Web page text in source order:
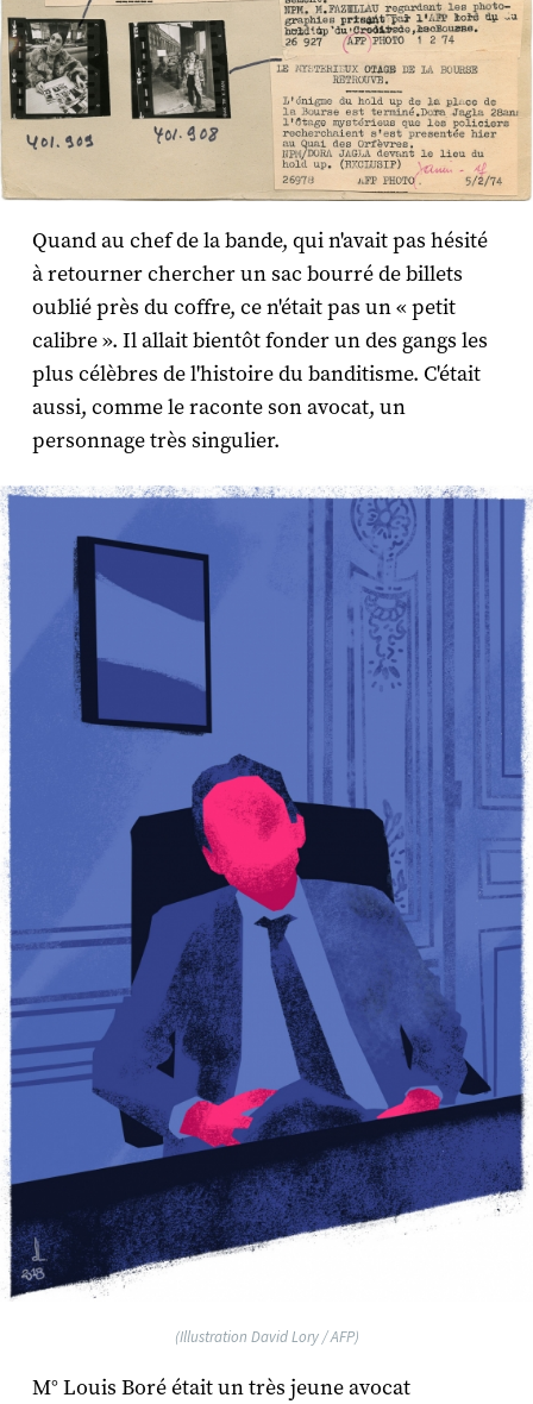
Quand au chef de la bande, qui n'avait pas hésité
à retourner chercher un sac bourré de billets
oublié près du coffre, ce n'était pas un « petit
calibre ». Il allait bientôt fonder un des gangs les
plus célèbres de l'histoire du banditisme. C'était
aussi, comme le raconte son avocat, un
personnage très singulier.
(Illustration David Lory / AFP)
M° Louis Boré était un très jeune avocat